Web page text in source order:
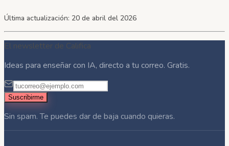
Última actualización: 20 de abril del 2026
El newsletter de Califica
Ideas para enseñar con IA, directo a tu correo. Gratis.
Suscribirme
Sin spam. Te puedes dar de baja cuando quieras.